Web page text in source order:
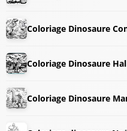
Coloriage Dinosaure
Coloriage Dinosaure
Coloriage Dinosaure